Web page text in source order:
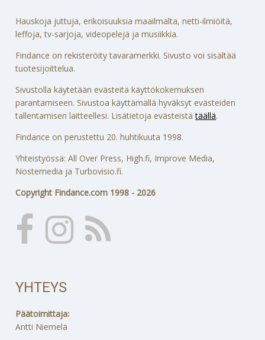
Hauskoja juttuja, erikoisuuksia maailmalta, netti-ilmiöitä,
leffoja, tv-sarjoja, videopelejä ja musiikkia.
Findance on rekisteröity tavaramerkki. Sivusto voi sisältää
tuotesijoittelua.
Sivustolla käytetään evästeitä käyttökokemuksen
parantamiseen. Sivustoa käyttämällä hyväksyt evästeiden
tallentamisen laitteellesi. Lisätietoja evästeistätäällä.
Findance on perustettu 20. huhtikuuta 1998.
Yhteistyössä: All Over Press, High.fi, Improve Media,
Nostemedia ja Turbovisio.fi.
Copyright Findance.com 1998 - 2026
YHTEYS
Päätoimittaja:
Antti Niemelä